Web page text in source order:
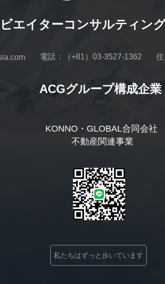
私たちはずっと歩いています
電話：（+81）03-3527-1362
ACGグループ構成企業
KONNO・GLOBAL合同会社
不動産関連事業
エイターコンサルティン